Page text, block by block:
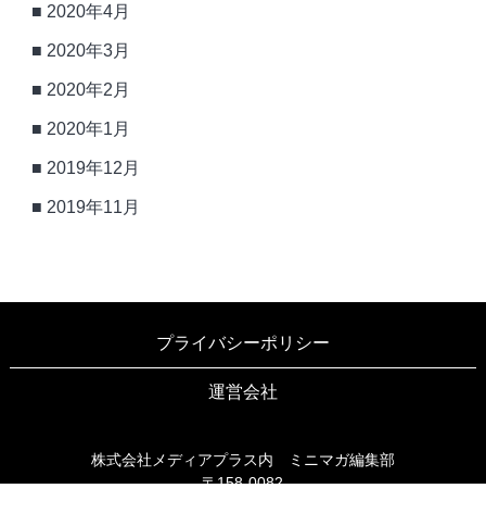
2020年4月
2020年3月
2020年2月
2020年1月
2019年12月
2019年11月
プライバシーポリシー
運営会社
株式会社メディアプラス内 ミニマガ編集部
〒158-0082